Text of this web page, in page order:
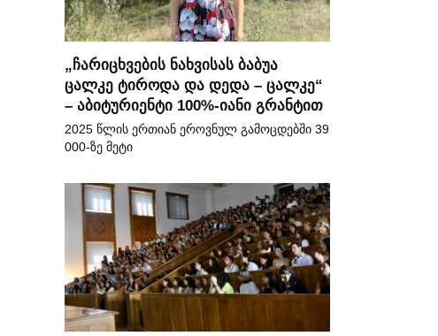
„ჩარიცხვების ნახვისას ბაბუა
ცალკე ტიროდა და დედა – ცალკე“
– აბიტურიენტი 100%-იანი გრანტით
2025 წლის ერთიან ეროვნულ გამოცდებში 39
000-ზე მეტი